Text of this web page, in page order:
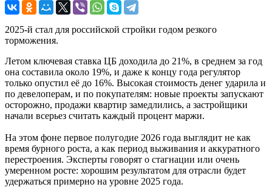
2025-й стал для российской стройки годом резкого
торможения.
Летом ключевая ставка ЦБ доходила до 21%, в среднем за год
она составила около 19%, и даже к концу года регулятор
только опустил её до 16%. Высокая стоимость денег ударила и
по девелоперам, и по покупателям: новые проекты запускают
осторожно, продажи квартир замедлились, а застройщики
начали всерьез считать каждый процент маржи.
На этом фоне первое полугодие 2026 года выглядит не как
время бурного роста, а как период выживания и аккуратного
перестроения. Эксперты говорят о стагнации или очень
умеренном росте: хорошим результатом для отрасли будет
удержаться примерно на уровне 2025 года.